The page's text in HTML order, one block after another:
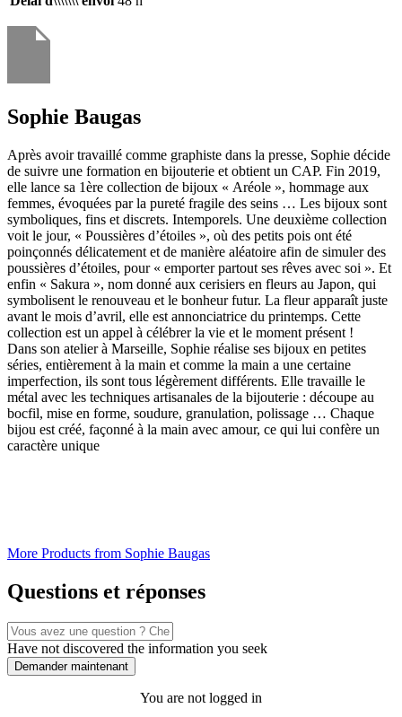
Sophie Baugas
Après avoir travaillé comme graphiste dans la presse, Sophie décide
de suivre une formation en bijouterie et obtient un CAP. Fin 2019,
elle lance sa 1ère collection de bijoux « Aréole », hommage aux
femmes, évoquées par la pureté fragile des seins … Les bijoux sont
symboliques, fins et discrets. Intemporels. Une deuxième collection
voit le jour, « Poussières d’étoiles », où des petits pois ont été
poinçonnés délicatement et de manière aléatoire afin de simuler des
poussières d’étoiles, pour « emporter partout ses rêves avec soi ». Et
enfin « Sakura », nom donné aux cerisiers en fleurs au Japon, qui
symbolisent le renouveau et le bonheur futur. La fleur apparaît juste
avant le mois d’avril, elle est annonciatrice du printemps. Cette
collection est un appel à célébrer la vie et le moment présent !
Dans son atelier à Marseille, Sophie réalise ses bijoux en petites
séries, entièrement à la main et comme la main a une certaine
imperfection, ils sont tous légèrement différents. Elle travaille le
métal avec les techniques artisanales de la bijouterie : découpe au
bocfil, mise en forme, soudure, granulation, polissage … Chaque
bijou est créé, façonné à la main avec amour, ce qui lui confère un
caractère unique
More Products from Sophie Baugas
Questions et réponses
Have not discovered the information you seek
Demander maintenant
You are not logged in